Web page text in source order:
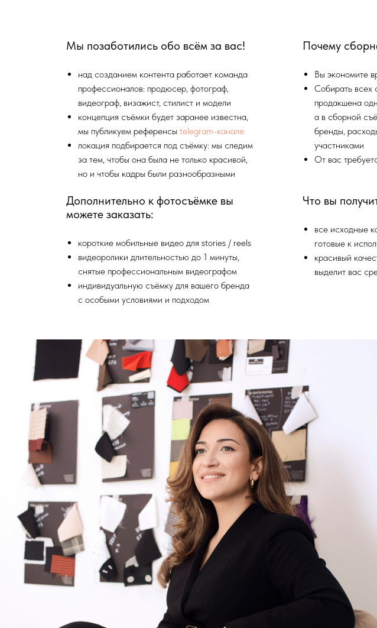
Мы позаботились обо всём за вас!
над созданием контента работает команда
профессионалов: продюсер, фотограф,
видеограф, визажист, стилист и модели
концепция съёмки будет заранее известна,
мы публикуем референсы telegram-канале
локация подбирается под съёмку: мы следим
за тем, чтобы она была не только красивой,
но и чтобы кадры были разнообразными
Почему
Вы экономите
Собирать всех
продакшена
а в сборной
бренды,
участниками
От вас
Дополнительно к фотосъёмке вы
можете заказать:
короткие мобильные видео для stories / reels
видеоролики длительностью до 1 минуты,
снятые профессиональным видеографом
индивидуальную съёмку для вашего бренда
с особыми условиями и подходом
Что вы
все исходные
готовые к
красивый
выделит вас